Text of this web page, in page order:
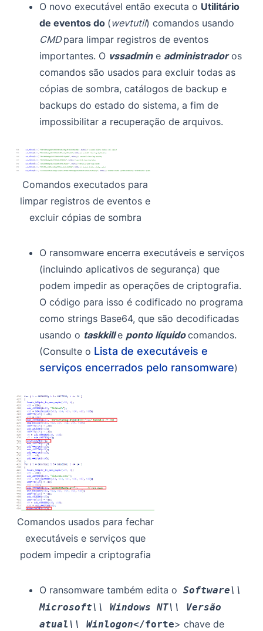
O novo executável então executa o Utilitário
de eventos do (wevtutil) comandos usando
CMDpara limpar registros de eventos
importantes. O vssadmine administradoros
comandos são usados para excluir todas as
cópias de sombra, catálogos de backup e
backups do estado do sistema, a fim de
impossibilitar a recuperação de arquivos.
Comandos executados para
limpar registros de eventos e
excluir cópias de sombra
O ransomware encerra executáveis e serviços
(incluindo aplicativos de segurança) que
podem impedir as operações de criptografia.
O código para isso é codificado no programa
como strings Base64, que são decodificadas
usando o taskkille ponto líquidocomandos.
(Consulte o Lista de executáveis e
serviços encerrados pelo ransomware)
Comandos usados para fechar
executáveis e serviços que
podem impedir a criptografia
O ransomware também edita o Software\\
Microsoft\\ Windows NT\\ Versão
atual\\ Winlogon</forte> chave de